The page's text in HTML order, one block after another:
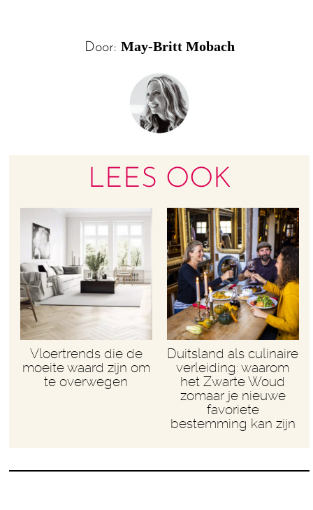
Door: May-Britt Mobach
LEES OOK
Vloertrends die de
moeite waard zijn om
te overwegen
Duitsland als culinaire
verleiding: waarom
het Zwarte Woud
zomaar je nieuwe
favoriete
bestemming kan zijn